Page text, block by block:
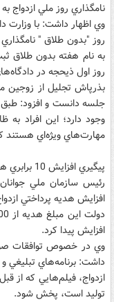
نامگذاري روز ملي ازدواج
وي اظهار داشت: با وزارت
روز "بدون طلاق "
به نام هفته بدون طلاق
روز اول ذيحجه در
بذرپاش تجليل از زوجين
جلسه دانست و افزود:
وجود دارد؛ اين افراد به
مهارت‌هاي ويژه‌اي هستند
پيگيري افزايش 10 برابري هديه ازدواج به کارمندان دولت
رئيس سازمان ملي
افزايش هديه پرداختي
افزايش پيدا کرد.
وي در خصوص توافقات
داشت: برنامه‌هاي تبليغي
ازدواج، فيلم‌هايي که از
توليد است، پخش شود.